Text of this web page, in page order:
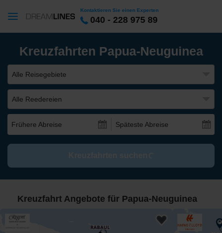
Kontaktieren Sie einen Experten
040 - 228 975 89
Kreuzfahrten Papua-Neuguinea
Alle Reisegebiete
Alle Reedereien
Frühere Abreise Späteste Abreise
Kreuzfahrt Angebote für Papua-Neuguinea